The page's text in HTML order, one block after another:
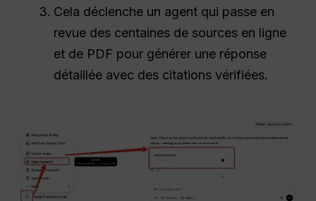
Cela déclenche un agent qui passe en
revue des centaines de sources en ligne
et de PDF pour générer une réponse
détaillée avec des citations vérifiées.